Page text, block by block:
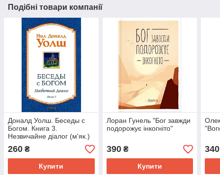
Подібні товари компанії
Доналд Уолш. Беседы с
Богом. Книга 3.
Незвичайне діалог (м'як.)
260 ₴
Купити
Лоран Гунель "Бог завжди
подорожує інкогніто"
390₴
Купити
340